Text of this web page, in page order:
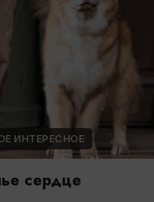
ИНТЕРЕСНОЕ
сердце